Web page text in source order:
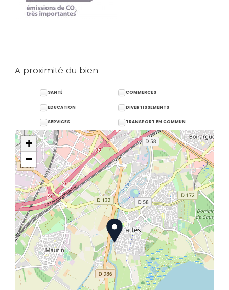
A proximité du bien
SANTÉ COMMERCES
EDUCATION DIVERTISSEMENTS
SERVICES TRANSPORT EN COMMUN
+
−